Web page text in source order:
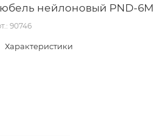
90746
Характеристики